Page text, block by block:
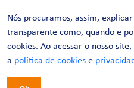
Nós procuramos, assim,
transparente como, quando e
cookies. Ao acessar o nosso
a política de cookies e